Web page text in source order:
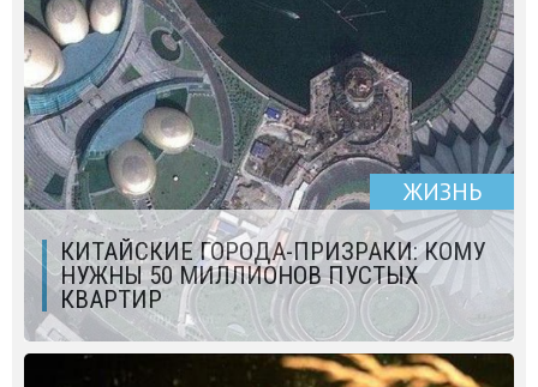
ЖИЗНЬ
КИТАЙСКИЕ ГОРОДА-ПРИЗРАКИ: КОМУ
НУЖНЫ 50 МИЛЛИОНОВ ПУСТЫХ
КВАРТИР